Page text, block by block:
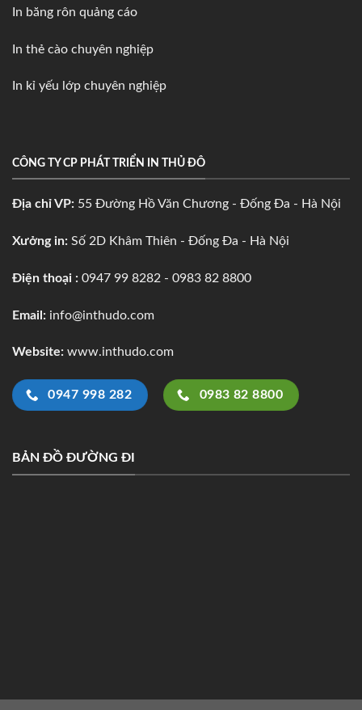
CÔNG TY CP PHÁT TRIỂN IN THỦ ĐÔ
Địa chỉ VP: 55 Đường Hồ Văn Chương - Đống Đa - Hà Nội
Xưởng in: Số 2D Khâm Thiên - Đống Đa - Hà Nội
Điện thoại : 0947 99 8282 - 0983 82 8800
Email: info@inthudo.com
Website: www.inthudo.com
0947 998 282 0983 82 8800
In băng rôn quảng cáo
In thẻ cào chuyên nghiệp
In kỉ yếu lớp chuyên nghiệp
BẢN ĐỒ ĐƯỜNG ĐI